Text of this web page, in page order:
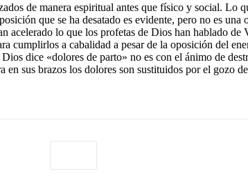
de manera espiritual antes que físico y social.
que se ha desatado es evidente, pero no es
acelerado lo que los profetas de Dios han hablado
cumplirlos a cabalidad a pesar de la oposición del
dice «dolores de parto» no es con el ánimo de
sus brazos los dolores son sustituidos por el gozo